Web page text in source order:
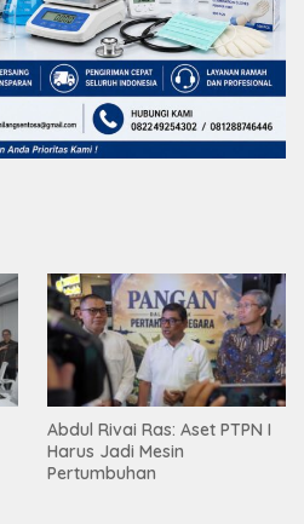
Abdul Rivai Ras: Aset PTPN I
Harus Jadi Mesin
Pertumbuhan